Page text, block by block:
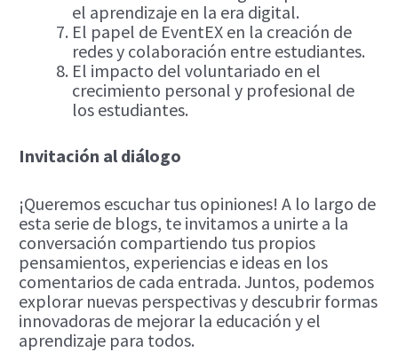
el aprendizaje en la era digital.
El papel de EventEX en la creación de
redes y colaboración entre estudiantes.
El impacto del voluntariado en el
crecimiento personal y profesional de
los estudiantes.
Invitación al diálogo
¡Queremos escuchar tus opiniones! A lo largo de
esta serie de blogs, te invitamos a unirte a la
conversación compartiendo tus propios
pensamientos, experiencias e ideas en los
comentarios de cada entrada. Juntos, podemos
explorar nuevas perspectivas y descubrir formas
innovadoras de mejorar la educación y el
aprendizaje para todos.